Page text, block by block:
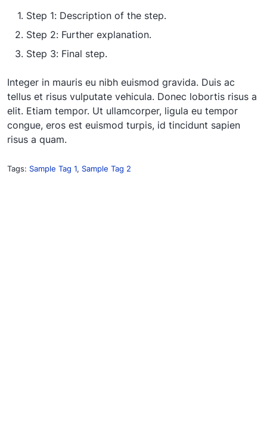
Step 1: Description of the step.
Step 2: Further explanation.
Step 3: Final step.
Integer in mauris eu nibh euismod gravida. Duis ac
tellus et risus vulputate vehicula. Donec lobortis risus a
elit. Etiam tempor. Ut ullamcorper, ligula eu tempor
congue, eros est euismod turpis, id tincidunt sapien
risus a quam.
Tags: Sample Tag 1, Sample Tag 2